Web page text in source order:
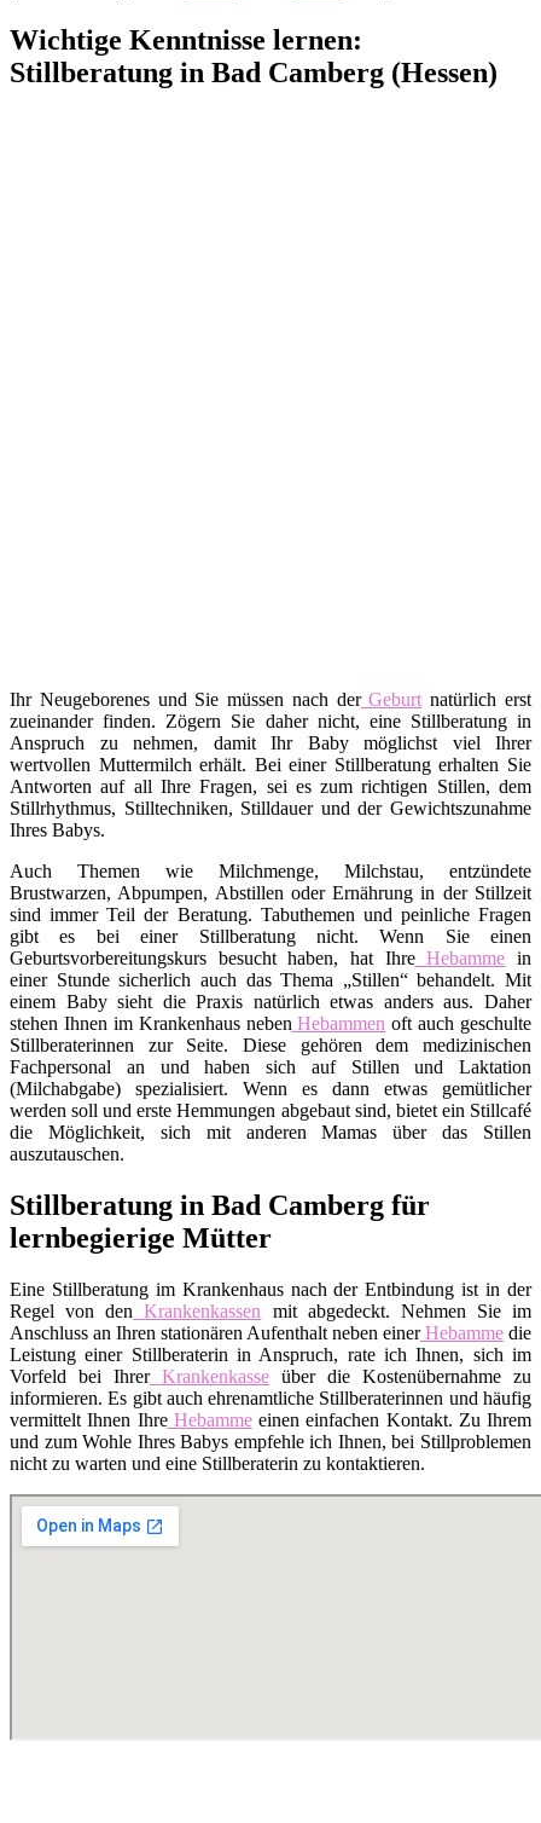
Wichtige Kenntnisse lernen:
Stillberatung in Bad Camberg (Hessen)
Ihr Neugeborenes und Sie müssen nach derGeburt natürlich erst
zueinander finden. Zögern Sie daher nicht, eine Stillberatung in
Anspruch zu nehmen, damit Ihr Baby möglichst viel Ihrer
wertvollen Muttermilch erhält. Bei einer Stillberatung erhalten Sie
Antworten auf all Ihre Fragen, sei es zum richtigen Stillen, dem
Stillrhythmus, Stilltechniken, Stilldauer und der Gewichtszunahme
Ihres Babys.
Auch Themen wie Milchmenge, Milchstau, entzündete
Brustwarzen, Abpumpen, Abstillen oder Ernährung in der Stillzeit
sind immer Teil der Beratung. Tabuthemen und peinliche Fragen
gibt es bei einer Stillberatung nicht. Wenn Sie einen
Geburtsvorbereitungskurs besucht haben, hat IhreHebamme in
einer Stunde sicherlich auch das Thema „Stillen“ behandelt. Mit
einem Baby sieht die Praxis natürlich etwas anders aus. Daher
stehen Ihnen im Krankenhaus neben Hebammen oft auch geschulte
Stillberaterinnen zur Seite. Diese gehören dem medizinischen
Fachpersonal an und haben sich auf Stillen und Laktation
(Milchabgabe) spezialisiert. Wenn es dann etwas gemütlicher
werden soll und erste Hemmungen abgebaut sind, bietet ein Stillcafé
die Möglichkeit, sich mit anderen Mamas über das Stillen
auszutauschen.
Stillberatung in Bad Camberg für
lernbegierige Mütter
Eine Stillberatung im Krankenhaus nach der Entbindung ist in der
Regel von den Krankenkassen mit abgedeckt. Nehmen Sie im
Anschluss an Ihren stationären Aufenthalt neben einerHebamme die
Leistung einer Stillberaterin in Anspruch, rate ich Ihnen, sich im
Vorfeld bei IhrerKrankenkasse über die Kostenübernahme zu
informieren. Es gibt auch ehrenamtliche Stillberaterinnen und häufig
vermittelt Ihnen IhreHebammeeinen einfachen Kontakt. Zu Ihrem
und zum Wohle Ihres Babys empfehle ich Ihnen, bei Stillproblemen
nicht zu warten und eine Stillberaterin zu kontaktieren.